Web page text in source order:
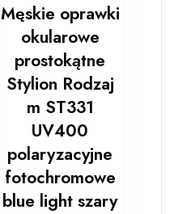
Męskie oprawki
okularowe
prostokątne
Stylion Rodzaj
m ST331
UV400
polaryzacyjne
fotochromowe
blue light szary